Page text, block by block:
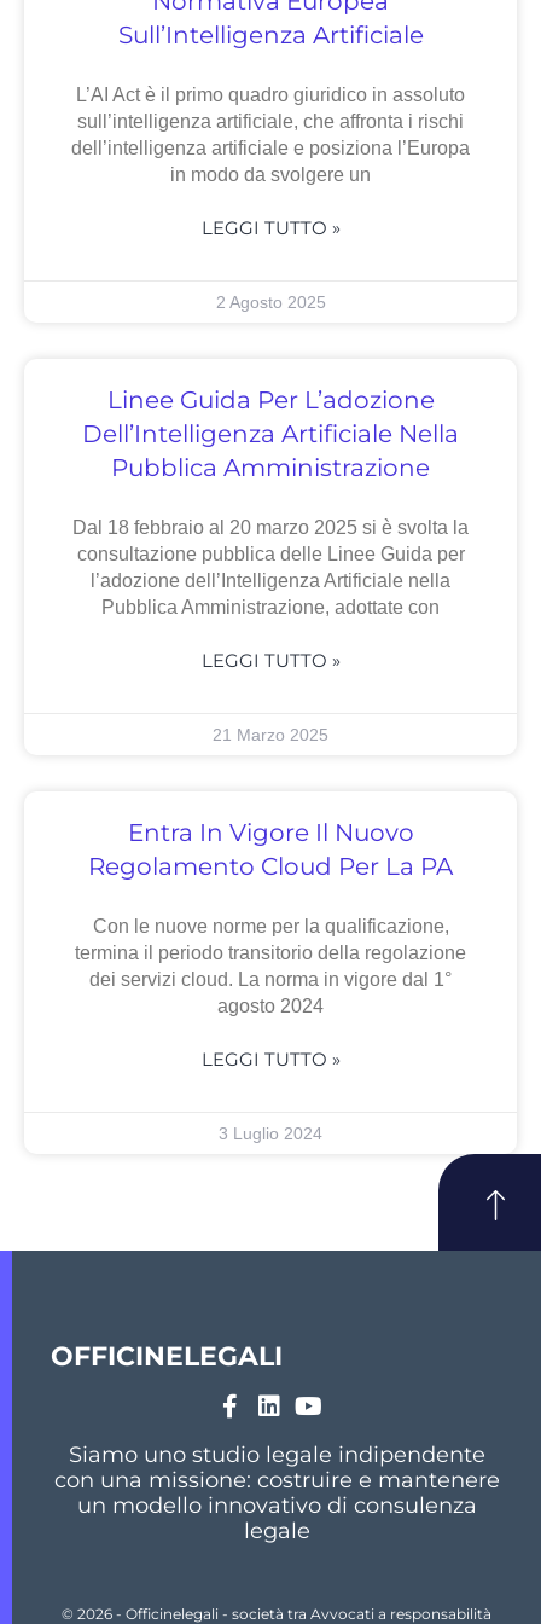
Sull’Intelligenza Artificiale
L’AI Act è il primo quadro giuridico in assoluto
sull’intelligenza artificiale, che affronta i rischi
dell’intelligenza artificiale e posiziona l’Europa
in modo da svolgere un
LEGGI TUTTO »
2 Agosto 2025
Linee Guida Per L’adozione
Dell’Intelligenza Artificiale Nella
Pubblica Amministrazione
Dal 18 febbraio al 20 marzo 2025 si è svolta la
consultazione pubblica delle Linee Guida per
l’adozione dell’Intelligenza Artificiale nella
Pubblica Amministrazione, adottate con
LEGGI TUTTO »
21 Marzo 2025
Entra In Vigore Il Nuovo
Regolamento Cloud Per La PA
Con le nuove norme per la qualificazione,
termina il periodo transitorio della regolazione
dei servizi cloud. La norma in vigore dal 1°
agosto 2024
LEGGI TUTTO »
3 Luglio 2024
OFFICINELEGALI
Siamo uno studio legale indipendente
con una missione: costruire e mantenere
un modello innovativo di consulenza
legale
© 2026 - Officinelegali - società tra Avvocati a responsabilità